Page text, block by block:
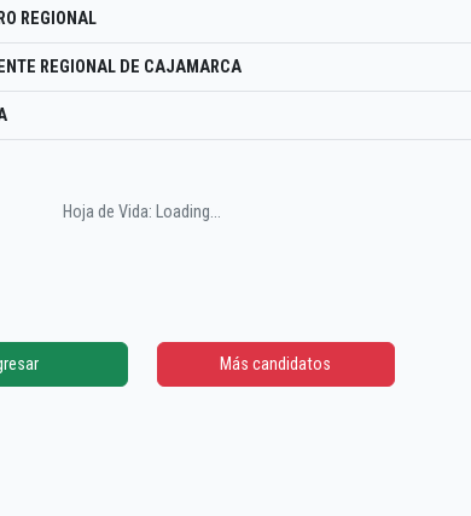
REGIONAL
REGIONAL DE CAJAMARCA
Hoja de Vida: Loading...
Más candidatos